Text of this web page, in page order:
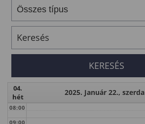
04.
hét
2025. Január 22., szerda
08:00
09:00